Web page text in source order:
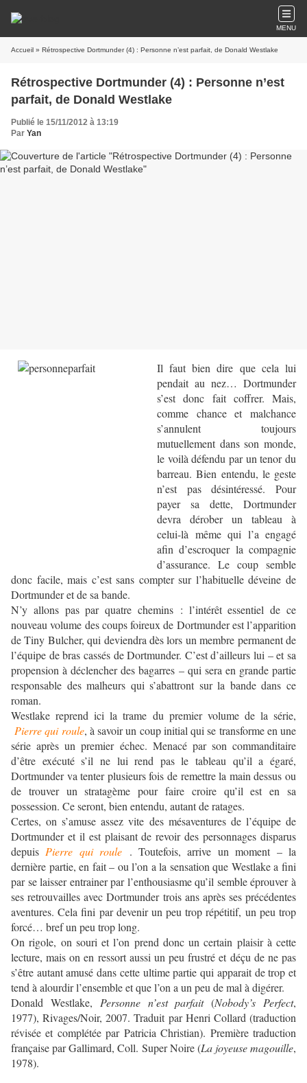
MENU
Accueil » Rétrospective Dortmunder (4) : Personne n’est parfait, de Donald Westlake
Rétrospective Dortmunder (4) : Personne n’est
parfait, de Donald Westlake
Publié le 15/11/2012 à 13:19
Par Yan
Il faut bien dire que cela lui
pendait au nez… Dortmunder
s’est donc fait coffrer. Mais,
comme chance et malchance
s’annulent toujours
mutuellement dans son monde,
le voilà défendu par un tenor du
barreau. Bien entendu, le geste
n’est pas désintéressé. Pour
payer sa dette, Dortmunder
devra dérober un tableau à
celui-là même qui l’a engagé
afin d’escroquer la compagnie
d’assurance. Le coup semble
donc facile, mais c’est sans compter sur l’habituelle déveine de
Dortmunder et de sa bande.
N’y allons pas par quatre chemins : l’intérêt essentiel de ce
nouveau volume des coups foireux de Dortmunder est l’apparition
de Tiny Bulcher, qui deviendra dès lors un membre permanent de
l’équipe de bras cassés de Dortmunder. C’est d’ailleurs lui – et sa
propension à déclencher des bagarres – qui sera en grande partie
responsable des malheurs qui s’abattront sur la bande dans ce
roman.
Westlake reprend ici la trame du premier volume de la série,
Pierre qui roule, à savoir un coup initial qui se transforme en une
série après un premier échec. Menacé par son commanditaire
d’être exécuté s’il ne lui rend pas le tableau qu’il a égaré,
Dortmunder va tenter plusieurs fois de remettre la main dessus ou
de trouver un stratagème pour faire croire qu’il est en sa
possession. Ce seront, bien entendu, autant de ratages.
Certes, on s’amuse assez vite des mésaventures de l’équipe de
Dortmunder et il est plaisant de revoir des personnages disparus
depuis Pierre qui roule . Toutefois, arrive un moment – la
dernière partie, en fait – ou l’on a la sensation que Westlake a fini
par se laisser entrainer par l’enthousiasme qu’il semble éprouver à
ses retrouvailles avec Dortmunder trois ans après ses précédentes
aventures. Cela fini par devenir un peu trop répétitif, un peu trop
forcé… bref un peu trop long.
On rigole, on souri et l’on prend donc un certain plaisir à cette
lecture, mais on en ressort aussi un peu frustré et déçu de ne pas
s’être autant amusé dans cette ultime partie qui apparait de trop et
tend à alourdir l’ensemble et que l’on a un peu de mal à digérer.
Donald Westlake, Personne n’est parfait(Nobody’s Perfect,
1977), Rivages/Noir, 2007. Traduit par Henri Collard (traduction
révisée et complétée par Patricia Christian). Première traduction
française par Gallimard, Coll. Super Noire (La joyeuse magouille,
1978).